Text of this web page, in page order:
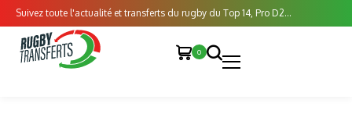
Suivez toute l'actualité et transferts du rugby du Top 14, Pro D2...
0